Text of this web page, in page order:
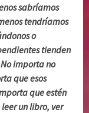
sabríamos
tendríamos
o
tienden
importa no
que esos
que estén
un libro, ver